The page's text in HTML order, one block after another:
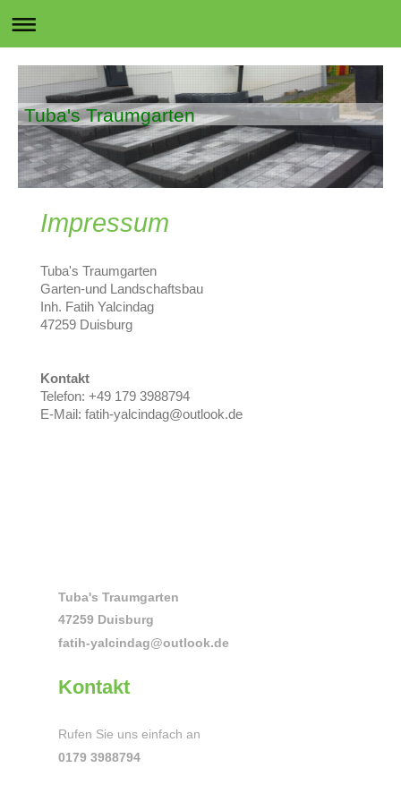
Tuba's Traumgarten
Impressum
Tuba's Traumgarten
Garten-und Landschaftsbau
Inh. Fatih Yalcindag
47259 Duisburg
Kontakt
Telefon: +49 179 3988794
E-Mail: fatih-yalcindag@outlook.de
Tuba's Traumgarten
47259 Duisburg
fatih-yalcindag@outlook.de
Kontakt
Rufen Sie uns einfach an
0179 3988794